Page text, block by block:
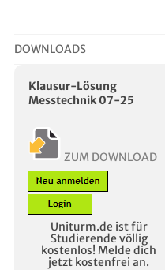
DOWNLOADS
Klausur-Lösung
Messtechnik 07-25
ZUM DOWNLOAD
Uniturm.de ist für
Studierende völlig
kostenlos! Melde dich
jetzt kostenfrei an.